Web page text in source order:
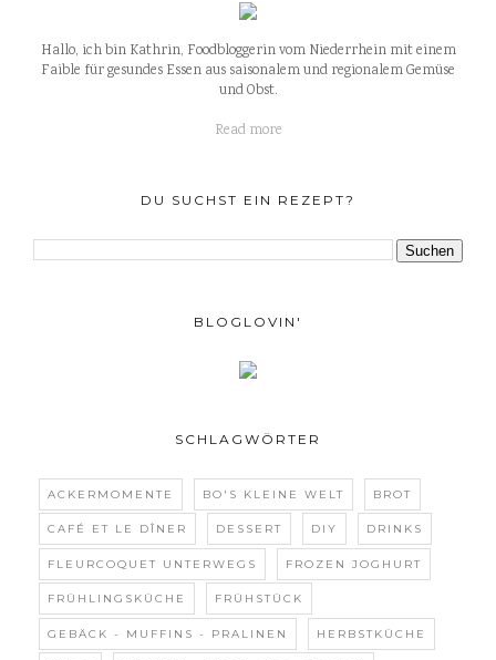
Hallo, ich bin Kathrin, Foodbloggerin vom Niederrhein mit einem
Faible für gesundes Essen aus saisonalem und regionalem Gemüse
und Obst.
Read more
DU SUCHST EIN REZEPT?
BLOGLOVIN'
SCHLAGWÖRTER
ACKERMOMENTE BO'S KLEINE WELT BROT
CAFÉ ET LE DÎNER DESSERT DIY DRINKS
FLEURCOQUET UNTERWEGS FROZEN JOGHURT
FRÜHLINGSKÜCHE FRÜHSTÜCK
GEBÄCK - MUFFINS - PRALINEN HERBSTKÜCHE